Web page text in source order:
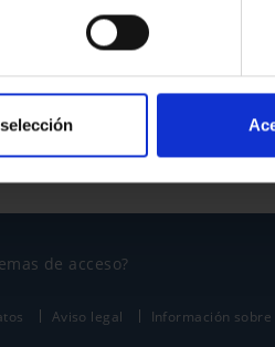
del servicio
de acceso?
Aviso legal Información sobre